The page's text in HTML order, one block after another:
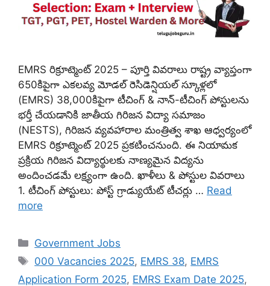
EMRS రిక్రూట్మెంట్ 2025 – పూర్తి వివరాలు రాష్ట్ర వ్యాప్తంగా
650కిపైగా ఎకలవ్య మోడల్ రెసిడెన్షియల్ స్కూళ్లలో
(EMRS) 38,000కిపైగా టీచింగ్ & నాన్-టీచింగ్ పోస్టులను
భర్తీ చేయడానికి జాతీయ గిరిజన విద్యా సమాజం
(NESTS), గిరిజన వ్యవహారాల మంత్రిత్వ శాఖ ఆధ్వర్యంలో
EMRS రిక్రూట్మెంట్ 2025 ప్రకటించనుంది. ఈ నియామక
ప్రక్రియ గిరిజన విద్యార్థులకు నాణ్యమైన విద్యను
అందించడమే లక్ష్యంగా ఉంది. ఖాళీలు & పోస్టుల వివరాలు
1. టీచింగ్ పోస్టులు: పోస్ట్ గ్రాడ్యుయేట్ టీచర్లు … Read
more
Categories
Government Jobs
Tags
000 Vacancies 2025, EMRS 38, EMRS
Application Form 2025, EMRS Exam Date 2025,